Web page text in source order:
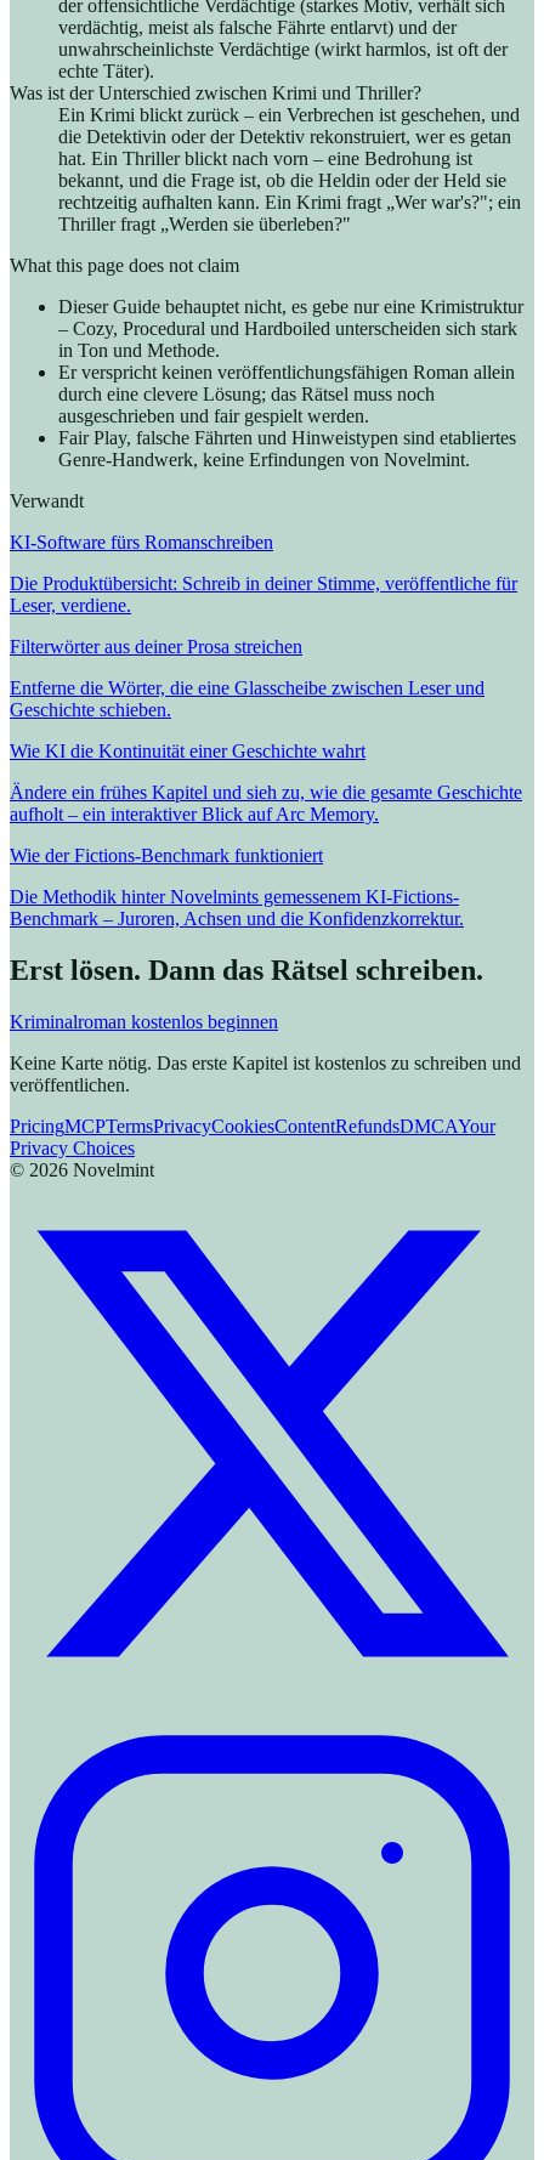
der offensichtliche Verdächtige (starkes Motiv, verhält sich
verdächtig, meist als falsche Fährte entlarvt) und der
unwahrscheinlichste Verdächtige (wirkt harmlos, ist oft der
echte Täter).
Was ist der Unterschied zwischen Krimi und Thriller?
Ein Krimi blickt zurück – ein Verbrechen ist geschehen, und
die Detektivin oder der Detektiv rekonstruiert, wer es getan
hat. Ein Thriller blickt nach vorn – eine Bedrohung ist
bekannt, und die Frage ist, ob die Heldin oder der Held sie
rechtzeitig aufhalten kann. Ein Krimi fragt „Wer war's?"; ein
Thriller fragt „Werden sie überleben?"
What this page does not claim
Dieser Guide behauptet nicht, es gebe nur eine Krimistruktur
– Cozy, Procedural und Hardboiled unterscheiden sich stark
in Ton und Methode.
Er verspricht keinen veröffentlichungsfähigen Roman allein
durch eine clevere Lösung; das Rätsel muss noch
ausgeschrieben und fair gespielt werden.
Fair Play, falsche Fährten und Hinweistypen sind etabliertes
Genre-Handwerk, keine Erfindungen von Novelmint.
Verwandt
KI-Software fürs Romanschreiben
Die Produktübersicht: Schreib in deiner Stimme, veröffentliche für
Leser, verdiene.
Filterwörter aus deiner Prosa streichen
Entferne die Wörter, die eine Glasscheibe zwischen Leser und
Geschichte schieben.
Wie KI die Kontinuität einer Geschichte wahrt
Ändere ein frühes Kapitel und sieh zu, wie die gesamte Geschichte
aufholt – ein interaktiver Blick auf Arc Memory.
Wie der Fictions-Benchmark funktioniert
Die Methodik hinter Novelmints gemessenem KI-Fictions-
Benchmark – Juroren, Achsen und die Konfidenzkorrektur.
Erst lösen. Dann das Rätsel schreiben.
Kriminalroman kostenlos beginnen
Keine Karte nötig. Das erste Kapitel ist kostenlos zu schreiben und
veröffentlichen.
PricingMCPTermsPrivacyCookiesContentRefundsDMCAYour
Privacy Choices
© 2026 Novelmint